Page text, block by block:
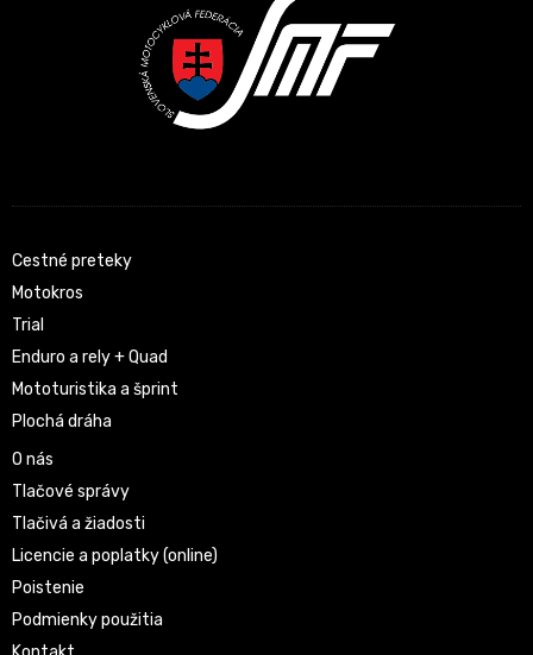
Cestné preteky
Motokros
Trial
Enduro a rely + Quad
Mototuristika a šprint
Plochá dráha
O nás
Tlačové správy
Tlačivá a žiadosti
Licencie a poplatky (online)
Poistenie
Podmienky použitia